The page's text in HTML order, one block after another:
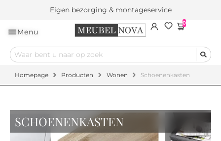
Eigen bezorging & montageservice
Menu
0
Homepage Producten Wonen Schoenenkasten
SCHOENENKASTEN